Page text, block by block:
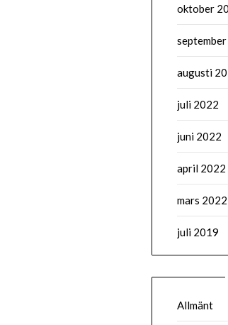
oktober
augusti
juli 2022
juni 2022
april 2022
mars 2022
juli 2019
Allmänt